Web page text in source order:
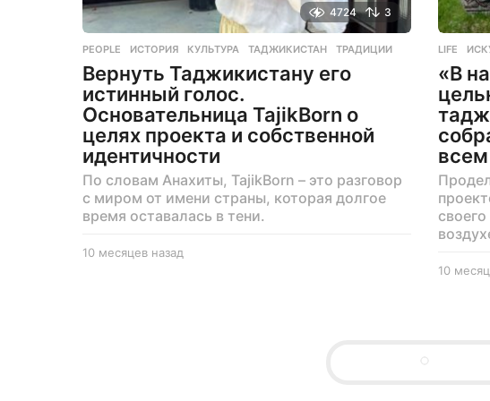
4724 3
PEOPLE ИСТОРИЯ ,КУЛЬТУРА ,ТАДЖИКИСТАН ,ТРАДИЦИИ
Вернуть Таджикистану его
истинный голос.
Основательница TajikBorn о
целях проекта и собственной
идентичности
По словам Анахиты, TajikBorn – это разговор
с миром от имени страны, которая долгое
время оставалась в тени.
10 месяцев назад
LIFE
«В
10